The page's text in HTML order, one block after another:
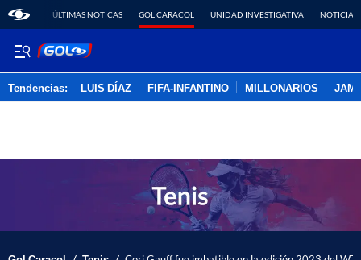
ÚLTIMAS NOTICAS GOL CARACOL UNIDAD INVESTIGATIVA NOTICIAS
Tendencias: LUIS DÍAZ FIFA-INFANTINO MILLONARIOS